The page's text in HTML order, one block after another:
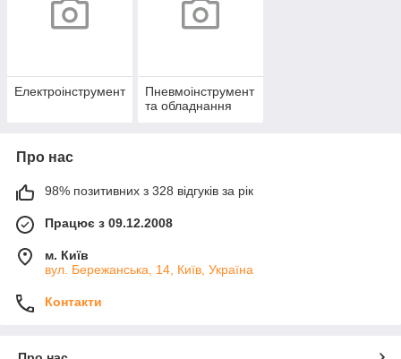
Електроінструмент
Пневмоінструмент
та обладнання
Про нас
98% позитивних з 328 відгуків за рік
Працює з 09.12.2008
м. Київ
вул. Бережанська, 14, Київ, Україна
Контакти